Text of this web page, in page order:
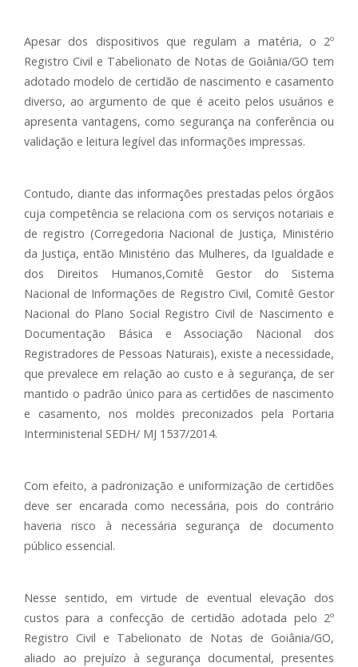
Apesar dos dispositivos que regulam a matéria, o 2º
Registro Civil e Tabelionato de Notas de Goiânia/GO tem
adotado modelo de certidão de nascimento e casamento
diverso, ao argumento de que é aceito pelos usuários e
apresenta vantagens, como segurança na conferência ou
validação e leitura legível das informações impressas.
Contudo, diante das informações prestadas pelos órgãos
cuja competência se relaciona com os serviços notariais e
de registro (Corregedoria Nacional de Justiça, Ministério
da Justiça, então Ministério das Mulheres, da Igualdade e
dos Direitos Humanos,Comitê Gestor do Sistema
Nacional de Informações de Registro Civil, Comitê Gestor
Nacional do Plano Social Registro Civil de Nascimento e
Documentação Básica e Associação Nacional dos
Registradores de Pessoas Naturais), existe a necessidade,
que prevalece em relação ao custo e à segurança, de ser
mantido o padrão único para as certidões de nascimento
e casamento, nos moldes preconizados pela Portaria
Interministerial SEDH/ MJ 1537/2014.
Com efeito, a padronização e uniformização de certidões
deve ser encarada como necessária, pois do contrário
haveria risco à necessária segurança de documento
público essencial.
Nesse sentido, em virtude de eventual elevação dos
custos para a confecção de certidão adotada pelo 2º
Registro Civil e Tabelionato de Notas de Goiânia/GO,
aliado ao prejuízo à segurança documental, presentes